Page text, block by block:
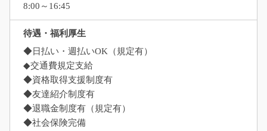
8:00～16:45
待遇・福利厚生
◆日払い・週払いOK（規定有）
◆交通費規定支給
◆資格取得支援制度有
◆友達紹介制度有
◆退職金制度有（規定有）
◆社会保険完備